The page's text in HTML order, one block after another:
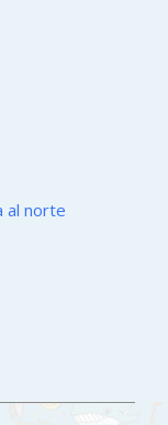
al norte